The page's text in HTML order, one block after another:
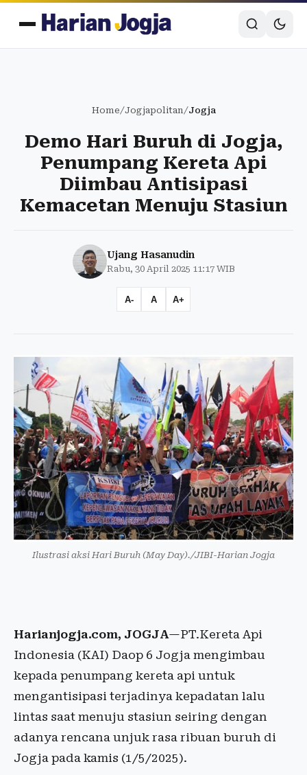
Home/Jogjapolitan/Jogja
Demo Hari Buruh di Jogja,
Penumpang Kereta Api
Diimbau Antisipasi
Kemacetan Menuju Stasiun
Ujang Hasanudin
Rabu, 30 April 2025 11:17 WIB
A- A A+
Ilustrasi aksi Hari Buruh (May Day)./JIBI-Harian Jogja
Harianjogja.com, JOGJA—PT.Kereta Api
Indonesia (KAI) Daop 6 Jogja mengimbau
kepada penumpang kereta api untuk
mengantisipasi terjadinya kepadatan lalu
lintas saat menuju stasiun seiring dengan
adanya rencana unjuk rasa ribuan buruh di
Jogja pada kamis (1/5/2025).